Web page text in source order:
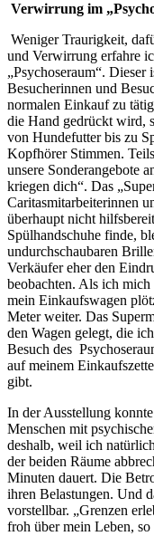
Verwirrung im
Weniger Traurigkeit,
und Verwirrung erfahre
„Psychoseraum“.
Besucherinnen und
normalen Einkauf zu
die Hand gedrückt wird,
von Hundefutter bis zu
Kopfhörer Stimmen.
unsere Sonderangebote
kriegen dich“. Das
Caritasmitarbeiterinnen
überhaupt nicht
Spülhandschuhe finde,
undurchschaubaren
Verkäufer eher den
beobachten. Als ich
mein Einkaufswagen
Meter weiter. Das
den Wagen gelegt, die
Besuch des
auf meinem
gibt.
In der Ausstellung
Menschen mit
deshalb, weil ich
der beiden Räume
Minuten dauert. Die
ihren Belastungen. Und
vorstellbar. „Grenzen
froh über mein Leben, so